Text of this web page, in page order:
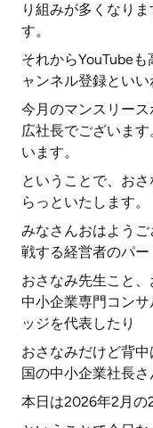
り組みが多くなり
す。
それからYouTube
ャンネル登録といい
今月のマンスリー
広社長でございま
います。
ということで、お
らっといたします。
みなさんおはよう
戦する経営者のパー
おさなみ先生こと
中小企業専門コン
ッジを代表したり
おさなみだけど背
国の中小企業社長さ
本日は2026年2月の